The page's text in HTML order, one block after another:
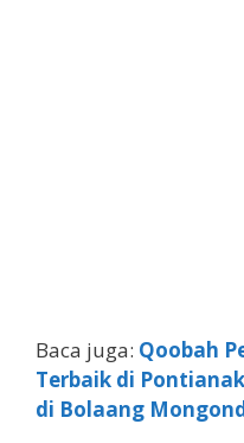
Baca juga: Qoobah
Terbaik di Pontianak
di Bolaang